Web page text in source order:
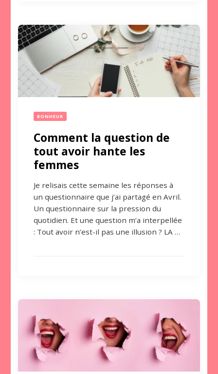
BONHEUR
Comment la question de
tout avoir hante les
femmes
Je relisais cette semaine les réponses à
un questionnaire que j’ai partagé en Avril.
Un questionnaire sur la pression du
quotidien. Et une question m’a interpellée
: Tout avoir n’est-il pas une illusion ? LA …